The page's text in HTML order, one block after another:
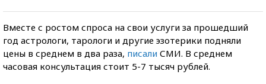
Вместе с ростом спроса на свои услуги за прошедший
год астрологи, тарологи и другие эзотерики подняли
цены в среднем в два раза, писали СМИ. В среднем
часовая консультация стоит 5-7 тысяч рублей.